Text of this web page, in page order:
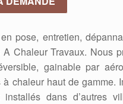
en pose, entretien,
A Chaleur Travaux. Nous
gainable par
à chaleur haut de
installés dans d’autres